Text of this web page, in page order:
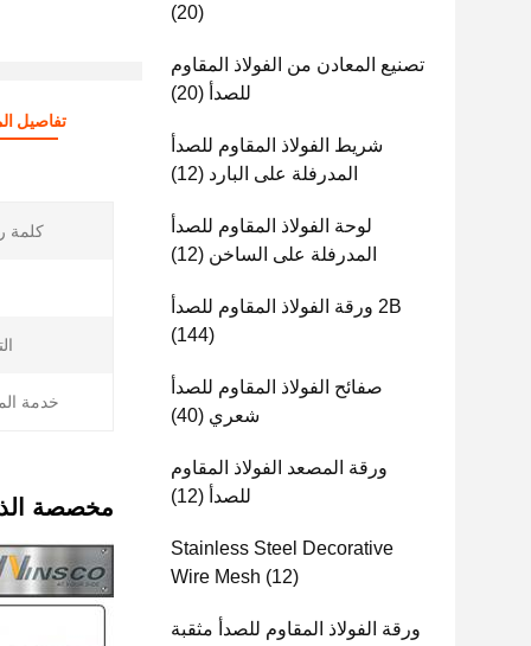
(20)
تصنيع المعادن من الفولاذ المقاوم
للصدأ (20)
شريط الفولاذ المقاوم للصدأ
المدرفلة على البارد (12)
لوحة الفولاذ المقاوم للصدأ
المدرفلة على الساخن (12)
2B ورقة الفولاذ المقاوم للصدأ
(144)
صفائح الفولاذ المقاوم للصدأ
شعري (40)
ورقة المصعد الفولاذ المقاوم
للصدأ (12)
Stainless Steel Decorative
Wire Mesh (12)
ورقة الفولاذ المقاوم للصدأ مثقبة
تفاصيل
كلمة
خدمة
مخصصة